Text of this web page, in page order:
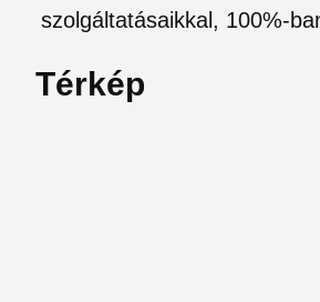
szolgáltatásaikkal, 100%-
Térkép